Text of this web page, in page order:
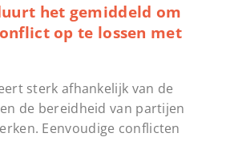
het gemiddeld om
op te lossen met
sterk afhankelijk van de
de bereidheid van partijen
Eenvoudige conflicten